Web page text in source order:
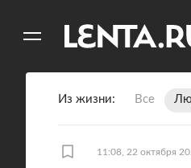
Из жизни Все
11:08, 22 октября